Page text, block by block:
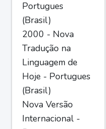
Portugues
(Brasil)
2000 - Nova
Tradução na
Linguagem de
Hoje - Portugues
(Brasil)
Nova Versão
Internacional -